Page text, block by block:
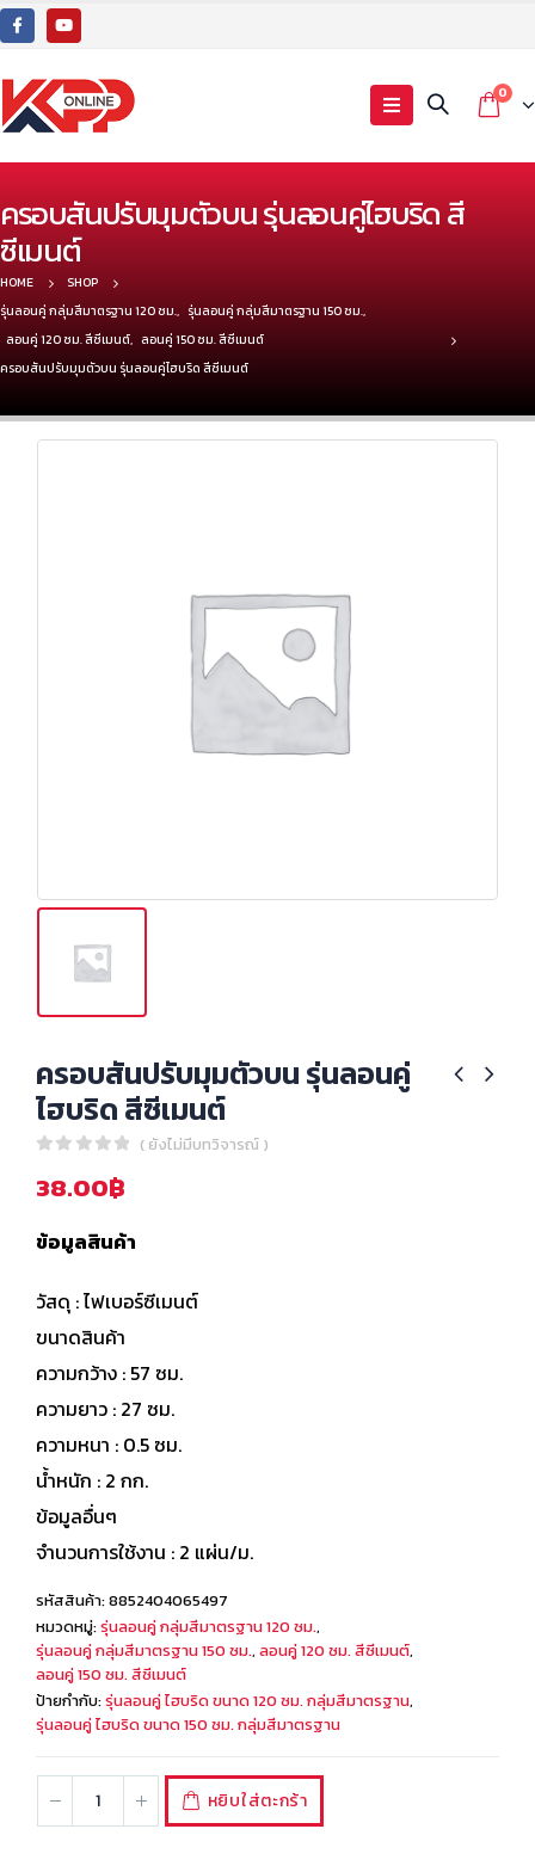
0
ครอบสันปรับมุมตัวบน รุ่นลอนคู่ไฮบริด สี
ซีเมนต์
HOME
SHOP
รุ่นลอนคู่ กลุ่มสีมาตรฐาน 120 ซม., รุ่นลอนคู่ กลุ่มสีมาตรฐาน 150 ซม.,
ลอนคู่ 120 ซม. สีซีเมนต์, ลอนคู่ 150 ซม. สีซีเมนต์
ครอบสันปรับมุมตัวบน รุ่นลอนคู่ไฮบริด สีซีเมนต์
ครอบสันปรับมุมตัวบน รุ่นลอนคู่
ไฮบริด สีซีเมนต์
( ยังไม่มีบทวิจารณ์ )
38.00฿
ข้อมูลสินค้า
วัสดุ : ไฟเบอร์ซีเมนต์
ขนาดสินค้า
ความกว้าง : 57 ซม.
ความยาว : 27 ซม.
ความหนา : 0.5 ซม.
น้ำหนัก : 2 กก.
ข้อมูลอื่นๆ
จำนวนการใช้งาน : 2 แผ่น/ม.
รหัสสินค้า:8852404065497
หมวดหมู่:รุ่นลอนคู่ กลุ่มสีมาตรฐาน 120 ซม.,
รุ่นลอนคู่ กลุ่มสีมาตรฐาน 150 ซม., ลอนคู่ 120 ซม. สีซีเมนต์,
ลอนคู่ 150 ซม. สีซีเมนต์
ป้ายกำกับ:รุ่นลอนคู่ ไฮบริด ขนาด 120 ซม. กลุ่มสีมาตรฐาน,
รุ่นลอนคู่ ไฮบริด ขนาด 150 ซม. กลุ่มสีมาตรฐาน
หยิบใส่ตะกร้า